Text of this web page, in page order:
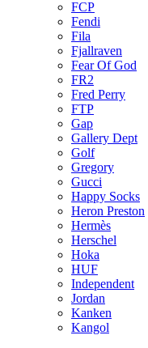
FCP
Fendi
Fila
Fjallraven
Fear Of God
FR2
Fred Perry
FTP
Gap
Gallery Dept
Golf
Gregory
Gucci
Happy Socks
Heron Preston
Hermès
Hersсhel
Hoka
HUF
Independent
Jordan
Kanken
Kangol